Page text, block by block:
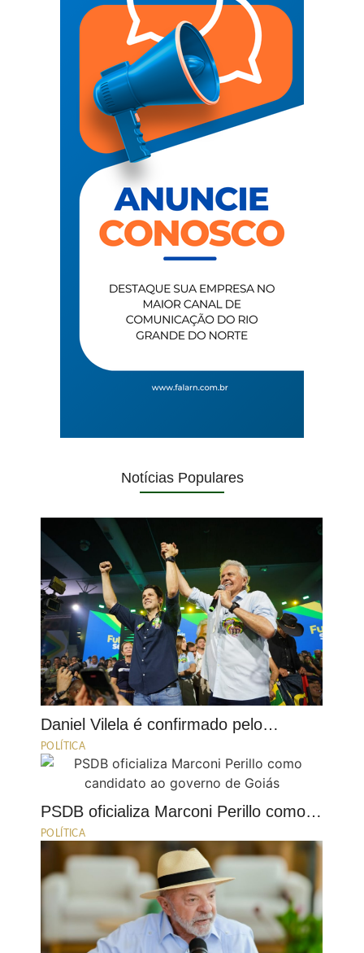
Notícias Populares
Daniel Vilela é confirmado pelo…
POLÍTICA
PSDB oficializa Marconi Perillo como…
POLÍTICA